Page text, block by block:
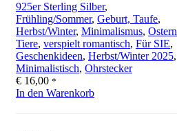
925er Sterling Silber,
Frühling/Sommer, Geburt, Taufe,
Herbst/Winter, Minimalismus, Ostern
Tiere, verspielt romantisch, Für SIE,
Geschenkideen, Herbst/Winter 2025,
Minimalistisch, Ohrstecker
€ 16,00 *
In den Warenkorb